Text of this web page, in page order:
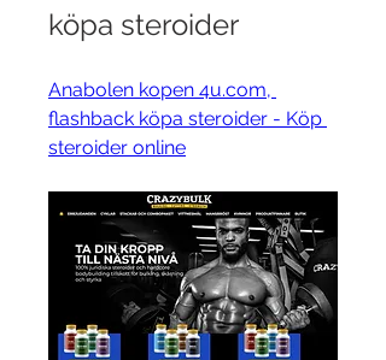
köpa steroider
Anabolen kopen 4u.com,
flashback köpa steroider - Köp
steroider online